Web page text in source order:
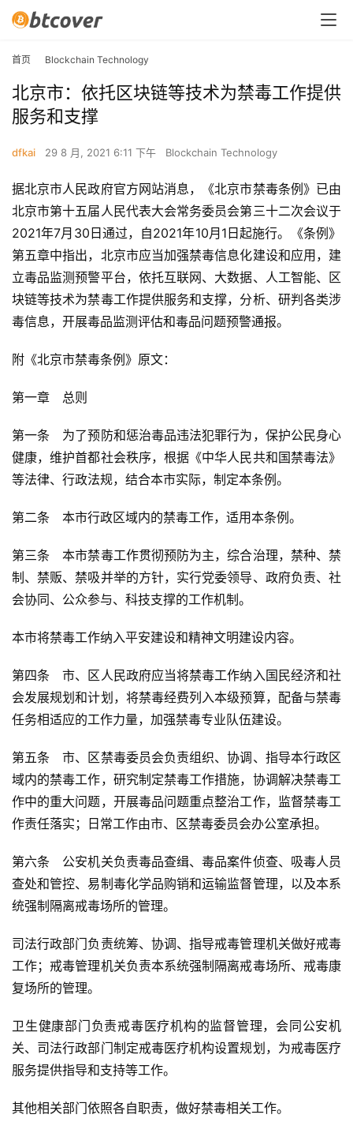
首页 Blockchain Technology
北京市：依托区块链等技术为禁毒工作提供
服务和支撑
dfkai 29 8 月, 2021 6:11 下午 Blockchain Technology
据北京市人民政府官方网站消息，《北京市禁毒条例》已由
北京市第十五届人民代表大会常务委员会第三十二次会议于
2021年7月30日通过，自2021年10月1日起施行。《条例》
第五章中指出，北京市应当加强禁毒信息化建设和应用，建
立毒品监测预警平台，依托互联网、大数据、人工智能、区
块链等技术为禁毒工作提供服务和支撑，分析、研判各类涉
毒信息，开展毒品监测评估和毒品问题预警通报。
附《北京市禁毒条例》原文：
第一章　总则
第一条　为了预防和惩治毒品违法犯罪行为，保护公民身心
健康，维护首都社会秩序，根据《中华人民共和国禁毒法》
等法律、行政法规，结合本市实际，制定本条例。
第二条　本市行政区域内的禁毒工作，适用本条例。
第三条　本市禁毒工作贯彻预防为主，综合治理，禁种、禁
制、禁贩、禁吸并举的方针，实行党委领导、政府负责、社
会协同、公众参与、科技支撑的工作机制。
本市将禁毒工作纳入平安建设和精神文明建设内容。
第四条　市、区人民政府应当将禁毒工作纳入国民经济和社
会发展规划和计划，将禁毒经费列入本级预算，配备与禁毒
任务相适应的工作力量，加强禁毒专业队伍建设。
第五条　市、区禁毒委员会负责组织、协调、指导本行政区
域内的禁毒工作，研究制定禁毒工作措施，协调解决禁毒工
作中的重大问题，开展毒品问题重点整治工作，监督禁毒工
作责任落实；日常工作由市、区禁毒委员会办公室承担。
第六条　公安机关负责毒品查缉、毒品案件侦查、吸毒人员
查处和管控、易制毒化学品购销和运输监督管理，以及本系
统强制隔离戒毒场所的管理。
司法行政部门负责统筹、协调、指导戒毒管理机关做好戒毒
工作；戒毒管理机关负责本系统强制隔离戒毒场所、戒毒康
复场所的管理。
卫生健康部门负责戒毒医疗机构的监督管理，会同公安机
关、司法行政部门制定戒毒医疗机构设置规划，为戒毒医疗
服务提供指导和支持等工作。
其他相关部门依照各自职责，做好禁毒相关工作。